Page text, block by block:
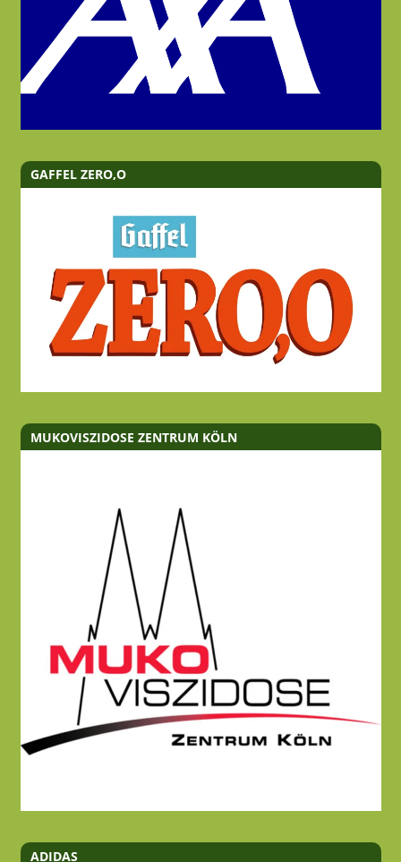
GAFFEL ZERO,O
MUKOVISZIDOSE ZENTRUM KÖLN
ADIDAS